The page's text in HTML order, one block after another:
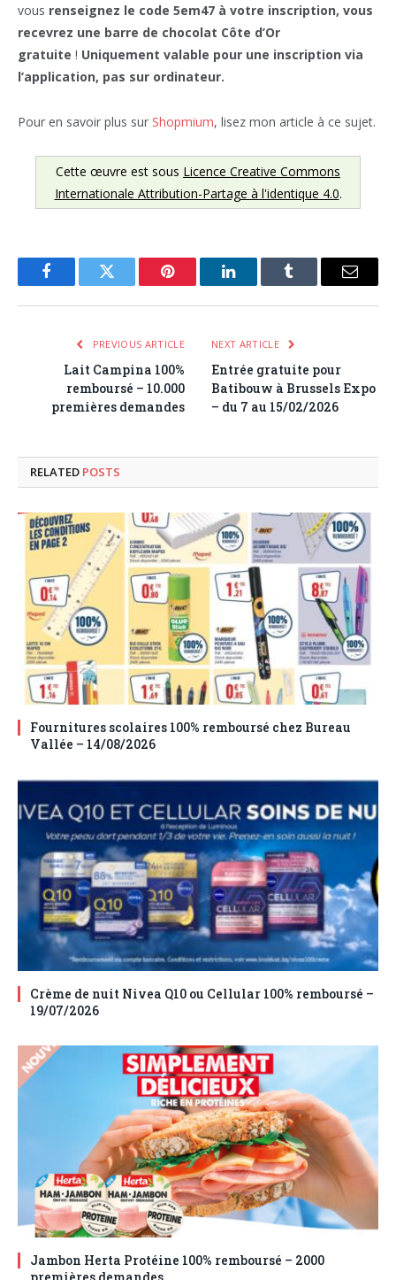
vous renseignez le code 5em47 à votre inscription, vous
recevrez une barre de chocolat Côte d’Or
gratuite ! Uniquement valable pour une inscription via
l’application, pas sur ordinateur.
Pour en savoir plus sur Shopmium, lisez mon article à ce sujet.
Cette œuvre est sous Licence Creative Commons
Internationale Attribution-Partage à l'identique 4.0.
FacebookTwitter Pinterest LinkedInTumblr Email
PREVIOUS ARTICLE
Lait Campina 100%
remboursé – 10.000
premières demandes
NEXT ARTICLE
Entrée gratuite pour
Batibouw à Brussels Expo
– du 7 au 15/02/2026
RELATED POSTS
Fournitures scolaires 100% remboursé chez Bureau
Vallée – 14/08/2026
Crème de nuit Nivea Q10 ou Cellular 100% remboursé –
19/07/2026
Jambon Herta Protéine 100% remboursé – 2000